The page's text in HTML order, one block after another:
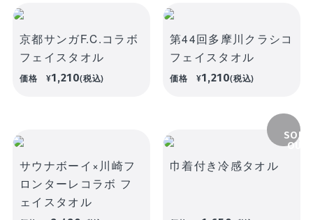
京都サンガF.C.コラボ
フェイスタオル
価格 ¥1,210(税込)
第44回多摩川クラシコ
フェイスタオル
価格 ¥1,210(税込)
サウナボーイ×川崎フ
ロンターレコラボ フ
ェイスタオル
SOLD
OUT
巾着付き冷感タオル